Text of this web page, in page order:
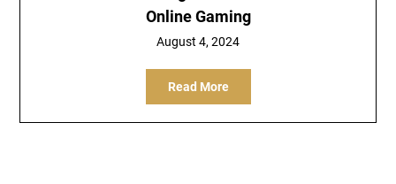
Online Gaming
August 4, 2024
Read More